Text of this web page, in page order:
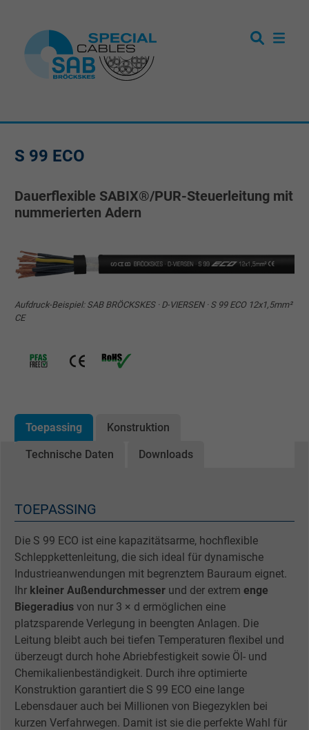
S 99 ECO
Dauerflexible SABIX®/PUR-Steuerleitung mit
nummerierten Adern
Aufdruck-Beispiel: SAB BRÖCKSKES · D-VIERSEN · S 99 ECO 12x1,5mm²
CE
Toepassing Konstruktion
Technische Daten Downloads
TOEPASSING
Die S 99 ECO ist eine kapazitätsarme, hochflexible
Schleppkettenleitung, die sich ideal für dynamische
Industrieanwendungen mit begrenztem Bauraum eignet.
Ihr kleiner Außendurchmesser und der extrem enge
Biegeradius von nur 3 × d ermöglichen eine
platzsparende Verlegung in beengten Anlagen. Die
Leitung bleibt auch bei tiefen Temperaturen flexibel und
überzeugt durch hohe Abriebfestigkeit sowie Öl- und
Chemikalienbeständigkeit. Durch ihre optimierte
Konstruktion garantiert die S 99 ECO eine lange
Lebensdauer auch bei Millionen von Biegezyklen bei
kurzen Verfahrwegen. Damit ist sie die perfekte Wahl für